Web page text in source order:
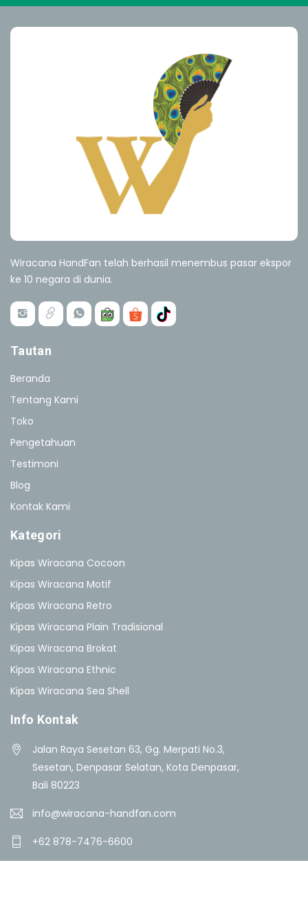
Wiracana HandFan telah berhasil menembus pasar ekspor
ke 10 negara di dunia.
Tautan
Beranda
Tentang Kami
Toko
Pengetahuan
Testimoni
Blog
Kontak Kami
Kategori
Kipas Wiracana Cocoon
Kipas Wiracana Motif
Kipas Wiracana Retro
Kipas Wiracana Plain Tradisional
Kipas Wiracana Brokat
Kipas Wiracana Ethnic
Kipas Wiracana Sea Shell
Info Kontak
Jalan Raya Sesetan 63, Gg. Merpati No.3,
Sesetan, Denpasar Selatan, Kota Denpasar,
Bali 80223
info@wiracana-handfan.com
+62 878-7476-6600